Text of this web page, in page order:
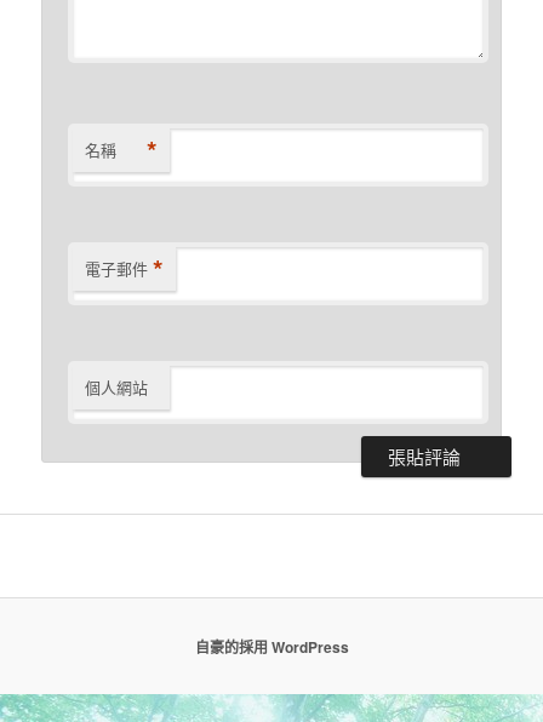
名稱 *
電子郵件 *
個人網站
自豪的採用 WordPress